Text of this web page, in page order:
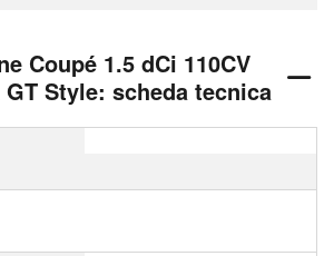
Coupé 1.5 dCi 110CV
Style: scheda tecnica